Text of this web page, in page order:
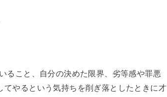
ること、自分の決めた限界、劣等感や罪悪
やるという気持ちを削ぎ落としたときに才